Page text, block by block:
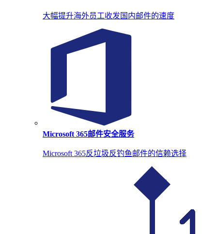
大幅提升海外员工收发国内邮件的速度
Microsoft 365邮件安全服务
Microsoft 365反垃圾反钓鱼邮件的信赖选择